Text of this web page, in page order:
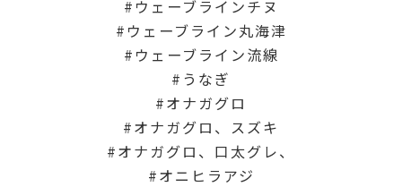
ウェーブラインチヌ
ウェーブライン丸海津
ウェーブライン流線
うなぎ
オナガグロ
オナガグロ、スズキ
オナガグロ、口太グレ、
オニヒラアジ